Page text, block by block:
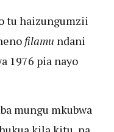
tu haizungumzii
filamu ndani
1976 pia nayo
mungu mkubwa